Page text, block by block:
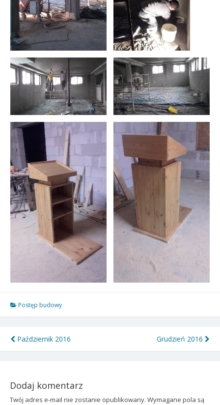
Postęp budowy
Nawigacja
wpisu
Październik 2016 Grudzień 2016
Dodaj komentarz
Twój adres e-mail nie zostanie opublikowany. Wymagane pola są